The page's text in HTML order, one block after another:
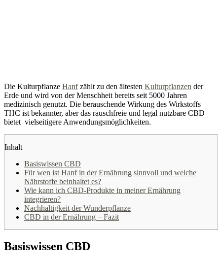
Die Kulturpflanze Hanfzählt zu den ältesten Kulturpflanzen der
Erde und wird von der Menschheit bereits seit 5000 Jahren
medizinisch genutzt. Die berauschende Wirkung des Wirkstoffs
THC ist bekannter, aber das rauschfreie und legal nutzbare CBD
bietet vielseitigere Anwendungsmöglichkeiten.
Inhalt
Basiswissen CBD
Für wen ist Hanf in der Ernährung sinnvoll und welche
Nährstoffe beinhaltet es?
Wie kann ich CBD-Produkte in meiner Ernährung
integrieren?
Nachhaltigkeit der Wunderpflanze
CBD in der Ernährung – Fazit
Basiswissen CBD